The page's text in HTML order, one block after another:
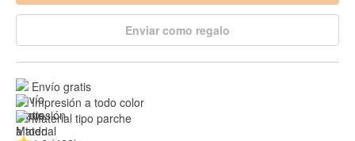
Enviar como regalo
Envío gratis
Impresión a todo color
Material tipo parche